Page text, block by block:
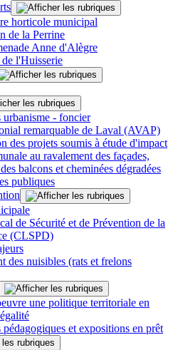
horticole municipal
de la Perrine
Anne d'Alègre
l'Huisserie
urbanisme - foncier
remarquable de Laval (AVAP)
des projets soumis à étude d'impact
au ravalement des façades,
balcons et cheminées dégradées
publiques
de Sécurité et de Prévention de la
(CLSPD)
des nuisibles (rats et frelons
une politique territoriale en
pédagogiques et expositions en prêt